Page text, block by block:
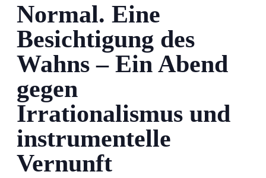
Normal. Eine
Besichtigung des
Wahns – Ein Abend
gegen
Irrationalismus und
instrumentelle
Vernunft